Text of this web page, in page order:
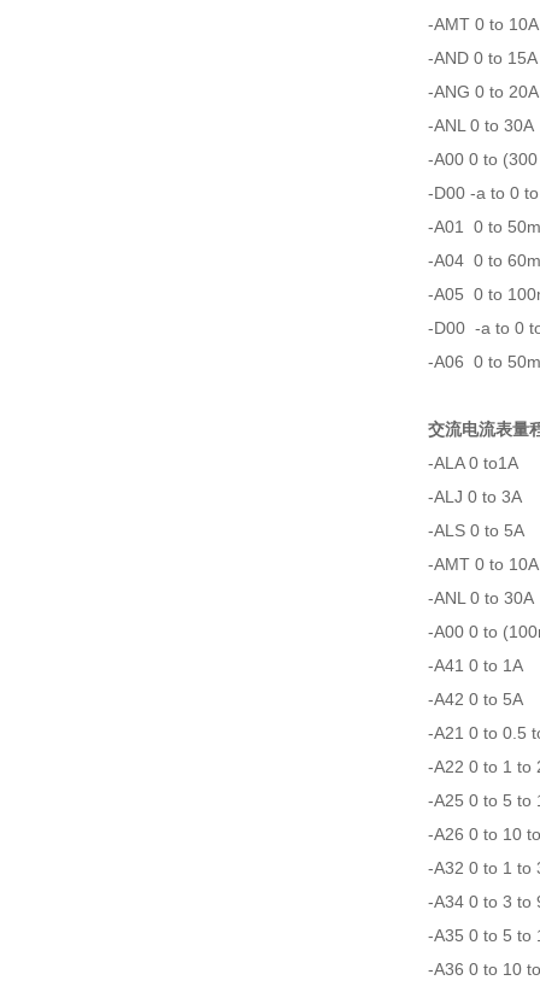
-AMT 0 to 10A
-AND 0 to 15A
-ANG 0 to 20A
-ANL 0 to 30A
-A00 0 to
-D00 -a to 0
-A01 0 to
-A04 0 to
-A05 0 to
-D00 -a to 0
-A06 0 to
交流电流表量
-ALA 0 to1A
-ALJ 0 to 3A
-ALS 0 to 5A
-AMT 0 to 10A
-ANL 0 to 30A
-A00 0 to
-A41 0 to 1A
-A42 0 to 5A
-A21 0 to 0.5
-A22 0 to 1 to
-A25 0 to 5 to
-A26 0 to 10
-A32 0 to 1 to
-A34 0 to 3 to
-A35 0 to 5 to
-A36 0 to 10